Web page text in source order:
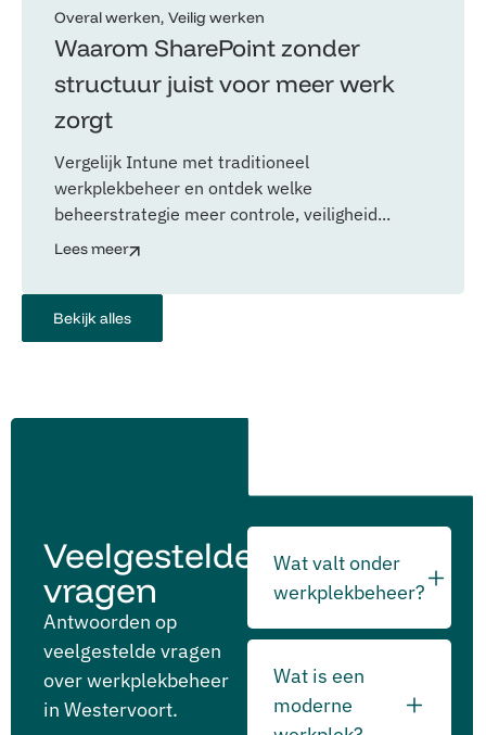
Overal werken Veilig werken
Waarom SharePoint zonder
structuur juist voor meer werk
zorgt
Vergelijk Intune met traditioneel
werkplekbeheer en ontdek welke
beheerstrategie meer controle, veiligheid...
Lees meer
Bekijk alles
Veelgestelde
vragen
Antwoorden op
veelgestelde vragen
over werkplekbeheer
in Westervoort.
Wat valt onder
werkplekbeheer?
Wat is een
moderne